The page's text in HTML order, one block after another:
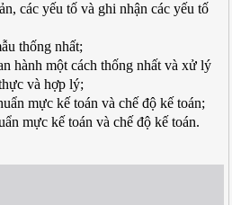
các yếu tố và ghi nhận các yếu tố
thống nhất;
hành một cách thống nhất và xử lý
và hợp lý;
mực kế toán và chế độ kế toán;
mực kế toán và chế độ kế toán.